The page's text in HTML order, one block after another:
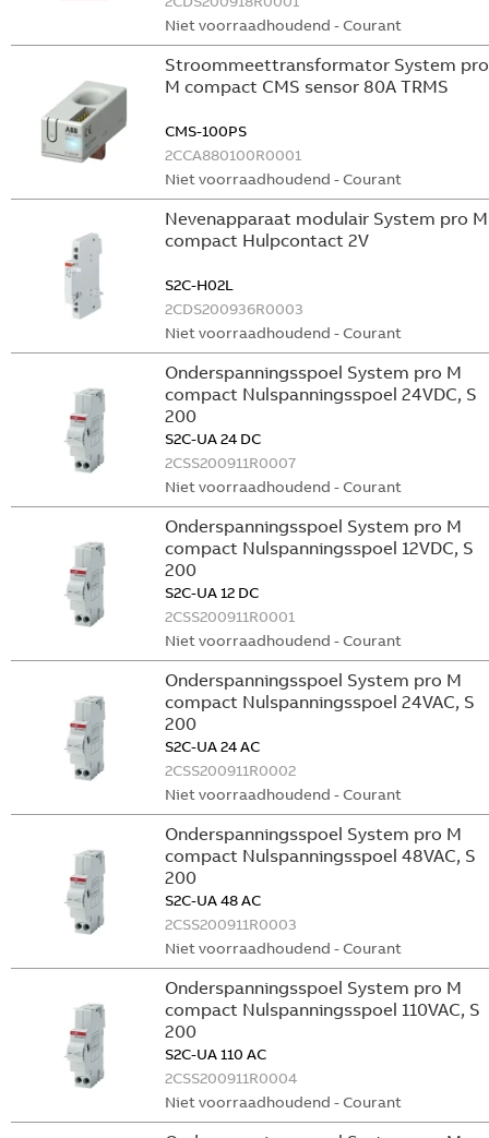
Niet voorraadhoudend - Courant
Stroommeettransformator System pro
M compact CMS sensor 80A TRMS
CMS-100PS
2CCA880100R0001
Niet voorraadhoudend - Courant
Nevenapparaat modulair System pro M
compact Hulpcontact 2V
S2C-H02L
2CDS200936R0003
Niet voorraadhoudend - Courant
Onderspanningsspoel System pro M
compact Nulspanningsspoel 24VDC, S
200
S2C-UA 24 DC
2CSS200911R0007
Niet voorraadhoudend - Courant
Onderspanningsspoel System pro M
compact Nulspanningsspoel 12VDC, S
200
S2C-UA 12 DC
2CSS200911R0001
Niet voorraadhoudend - Courant
Onderspanningsspoel System pro M
compact Nulspanningsspoel 24VAC, S
200
S2C-UA 24 AC
2CSS200911R0002
Niet voorraadhoudend - Courant
Onderspanningsspoel System pro M
compact Nulspanningsspoel 48VAC, S
200
S2C-UA 48 AC
2CSS200911R0003
Niet voorraadhoudend - Courant
Onderspanningsspoel System pro M
compact Nulspanningsspoel 110VAC, S
200
S2C-UA 110 AC
2CSS200911R0004
Niet voorraadhoudend - Courant